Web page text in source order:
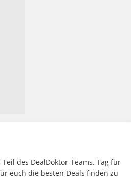
des DealDoktor-Teams. Tag für
euch die besten Deals finden zu